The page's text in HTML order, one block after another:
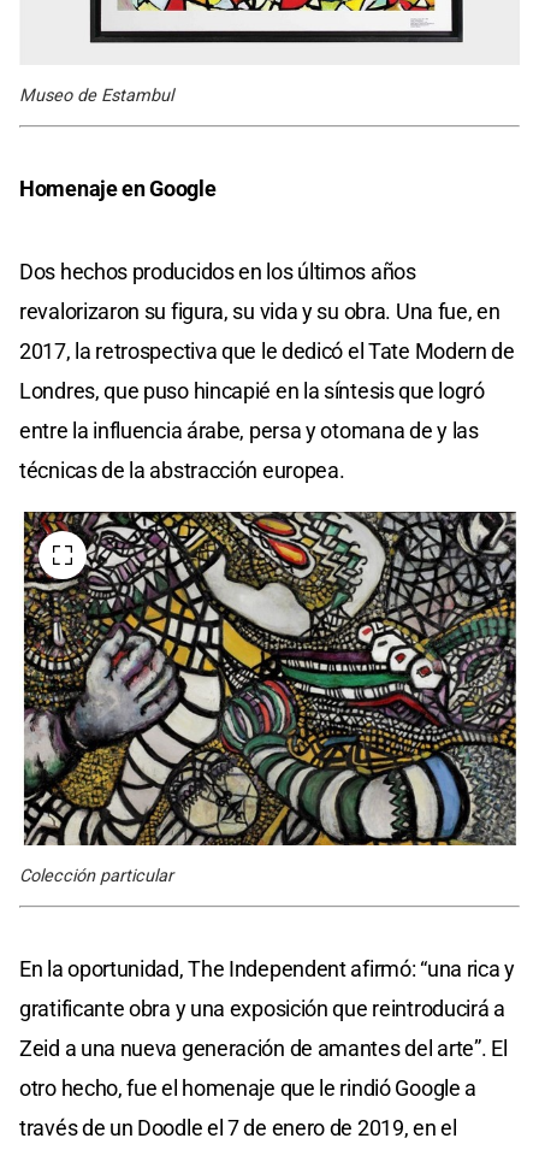
Museo de Estambul
Homenaje en Google
Dos hechos producidos en los últimos años
revalorizaron su figura, su vida y su obra. Una fue, en
2017, la retrospectiva que le dedicó el Tate Modern de
Londres, que puso hincapié en la síntesis que logró
entre la influencia árabe, persa y otomana de y las
técnicas de la abstracción europea.
Colección particular
En la oportunidad, The Independent afirmó: “una rica y
gratificante obra y una exposición que reintroducirá a
Zeid a una nueva generación de amantes del arte”. El
otro hecho, fue el homenaje que le rindió Google a
través de un Doodle el 7 de enero de 2019, en el